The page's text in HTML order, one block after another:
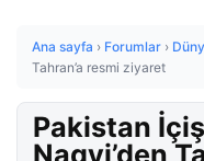
Ana sayfa › Forumlar ›
Tahran’a resmi ziyaret
Pakistan
Naqvi’den